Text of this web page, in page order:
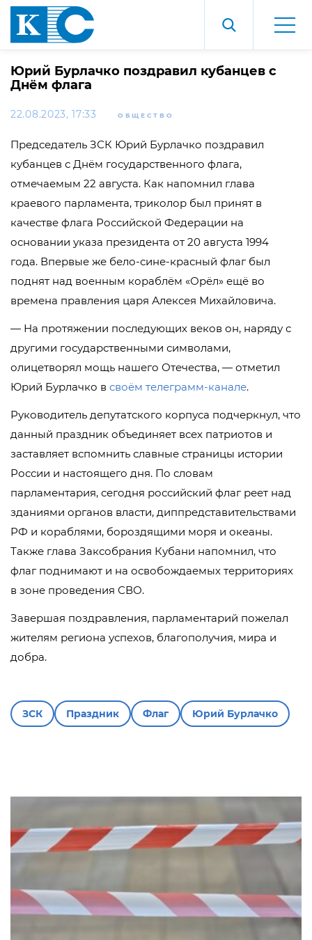
Юрий Бурлачко поздравил кубанцев с
Днём флага
22.08.2023, 17:33 ОБЩЕСТВО
Председатель ЗСК Юрий Бурлачко поздравил
кубанцев с Днём государственного флага,
отмечаемым 22 августа. Как напомнил глава
краевого парламента, триколор был принят в
качестве флага Российской Федерации на
основании указа президента от 20 августа 1994
года. Впервые же бело-сине-красный флаг был
поднят над военным кораблём «Орёл» ещё во
времена правления царя Алексея Михайловича.
— На протяжении последующих веков он, наряду с
другими государственными символами,
олицетворял мощь нашего Отечества, — отметил
Юрий Бурлачко в своём телеграмм-канале.
Руководитель депутатского корпуса подчеркнул, что
данный праздник объединяет всех патриотов и
заставляет вспомнить славные страницы истории
России и настоящего дня. По словам
парламентария, сегодня российский флаг реет над
зданиями органов власти, диппредставительствами
РФ и кораблями, бороздящими моря и океаны.
Также глава Заксобрания Кубани напомнил, что
флаг поднимают и на освобождаемых территориях
в зоне проведения СВО.
Завершая поздравления, парламентарий пожелал
жителям региона успехов, благополучия, мира и
добра.
ЗСК Праздник Флаг Юрий Бурлачко